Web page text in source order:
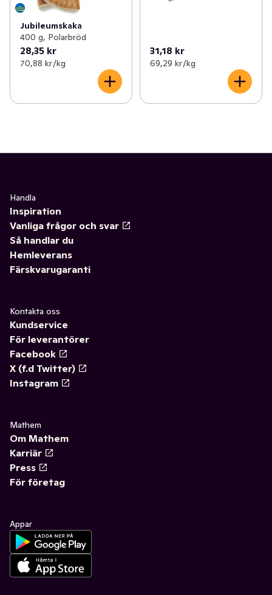
Jubileumskaka
400 g, Polarbröd
28,35 kr
70,88 kr /kg
31,18 kr
69,29 kr /kg
Handla
Inspiration
Vanliga frågor och svar
Så handlar du
Hemleverans
Färskvarugaranti
Kontakta oss
Kundservice
För leverantörer
Facebook
X (f.d Twitter)
Instagram
Mathem
Om Mathem
Karriär
Press
För företag
Appar